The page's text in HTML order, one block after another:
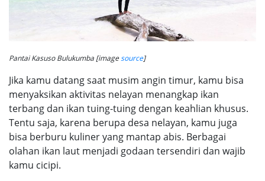
Pantai Kasuso Bulukumba [imagesource]
Jika kamu datang saat musim angin timur, kamu bisa
menyaksikan aktivitas nelayan menangkap ikan
terbang dan ikan tuing-tuing dengan keahlian khusus.
Tentu saja, karena berupa desa nelayan, kamu juga
bisa berburu kuliner yang mantap abis. Berbagai
olahan ikan laut menjadi godaan tersendiri dan wajib
kamu cicipi.